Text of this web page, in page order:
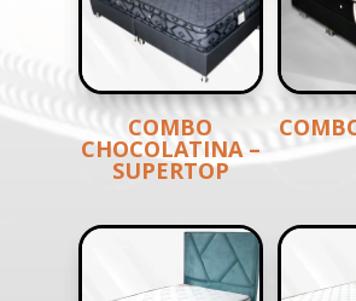
COMBO
CHOCOLATINA –
SUPERTOP